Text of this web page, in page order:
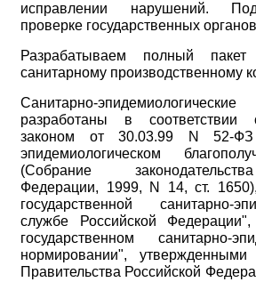
исправлении нарушений.
проверке государственных
Разрабатываем полный
санитарному производственному
Санитарно-
разработаны в
законом от 30.03.99 N 52-
эпидемиологическом
(Собрание
Федерации, 1999, N 14, ст.
государственной санитарно-
службе Российской
государственном санитарно-
нормировании", утвержденными
Правительства Российской